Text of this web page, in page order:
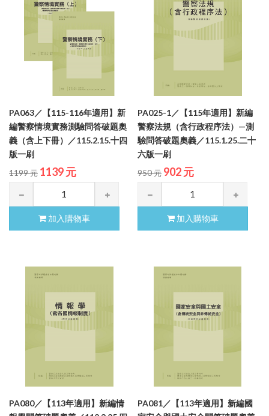
PA063／【115-116年適用】新
編警察情境實務測驗問答破題奧
義（含上下冊）／115.2.15.十四
版一刷
1199 元 1139 元
加入購物車
PA025-1／【115年適用】新編
警察法規（含行政程序法）—測
驗問答破題奧義／115.1.25.二十
六版一刷
950 元 902 元
加入購物車
PA080／【113年適用】新編情
PA081／【113年適用】新編國